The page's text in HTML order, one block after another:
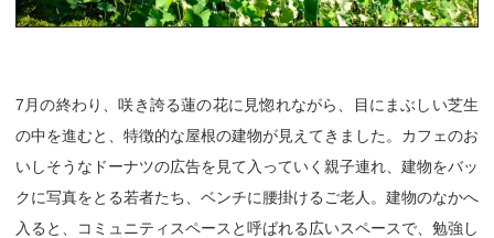
7月の終わり、咲き誇る蓮の花に見惚れながら、目にまぶしい芝生
の中を進むと、特徴的な屋根の建物が見えてきました。カフェのお
いしそうなドーナツの広告を見て入っていく親子連れ、建物をバッ
クに写真をとる若者たち、ベンチに腰掛けるご老人。建物のなかへ
入ると、コミュニティスペースと呼ばれる広いスペースで、勉強し